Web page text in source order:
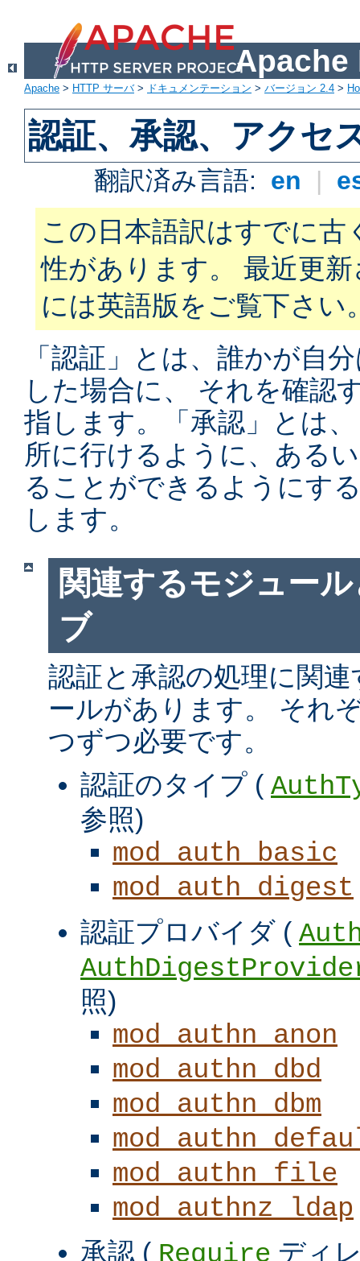
Apache
Apache > HTTP サーバ> ドキュメンテーション > バージョン 2.4 >
認証、承認、アクセ
翻訳済み言語: en |
この日本語訳はすでに古
性があります。 最近更
には英語版をご覧下さい
「認証」とは、誰かが自
した場合に、 それを確認
指します。「承認」とは
所に行けるように、ある
ることができるようにす
します。
関連するモジュー
ブ
認証と承認の処理に関
ールがあります。 それ
つずつ必要です。
認証のタイプ (
参照)
mod_auth_basic
mod_auth_digest
認証プロバイダ (
照)
mod_authn_anon
mod_authn_dbd
mod_authn_dbm
mod_authn_file
mod_authnz_ldap
承認 ( Require ディ